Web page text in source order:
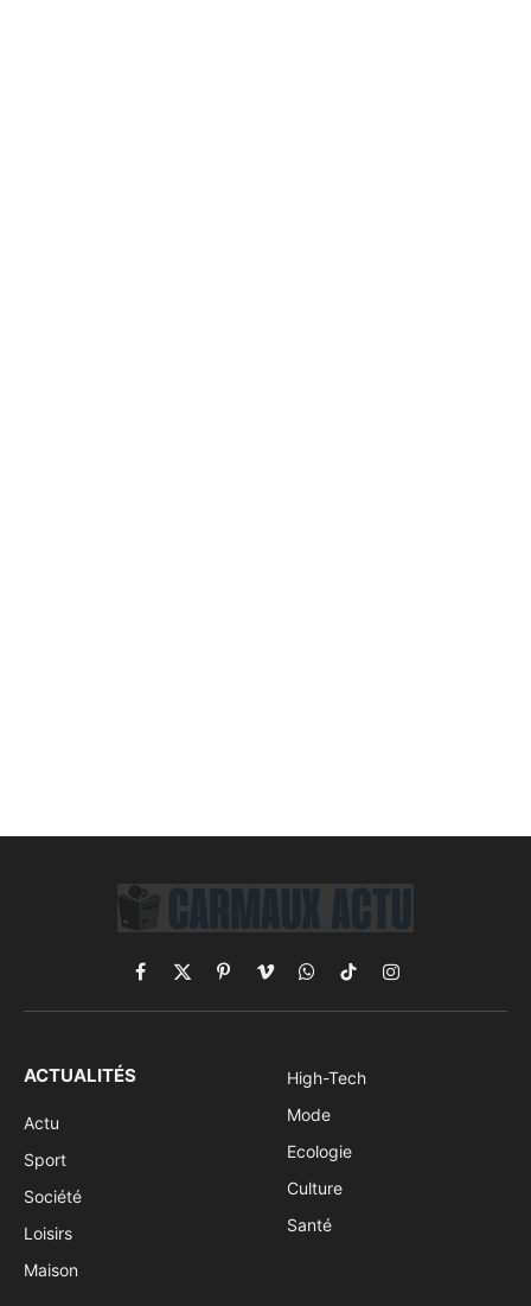
Facebook
X
(Twitter)
PinterestVimeoWhatsApp
TikTokInstagram
ACTUALITÉS
Actu
Sport
Société
Loisirs
Maison
High-Tech
Mode
Ecologie
Culture
Santé